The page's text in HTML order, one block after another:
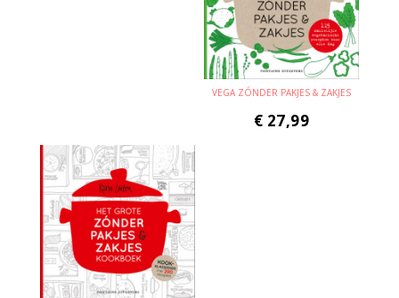
VEGA ZÓNDER PAKJES & ZAKJES
€ 27,99